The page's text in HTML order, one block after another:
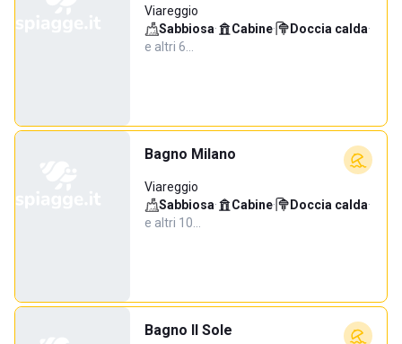
Viareggio
Sabbiosa· Cabine· Doccia calda·
e altri 6…
Bagno Milano
Viareggio
Sabbiosa· Cabine· Doccia calda·
e altri 10…
Bagno Il Sole